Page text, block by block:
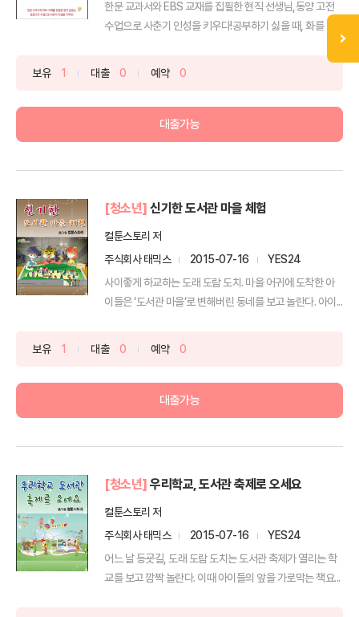
한문 교과서와 EBS 교재를 집필한 현직 선생님,동양 고전
수업으로 사춘기 인성을 키우다!공부하기 싫을 때, 화를 참...
보유 1 대출 0 예약 0
대출가능
[청소년] 신기한 도서관 마을 체험
컬툰스토리 저
주식회사 태믹스
2015-07-16
YES24
사이좋게 하교하는 도래 도람 도치. 마을 어귀에 도착한 아
이들은 ‘도서관 마을’로 변해버린 동네를 보고 놀란다. 아이...
보유 1 대출 0 예약 0
대출가능
[청소년] 우리학교, 도서관 축제로 오세요
컬툰스토리 저
주식회사 태믹스
2015-07-16
YES24
어느 날 등굣길, 도래 도람 도치는 도서관 축제가 열리는 학
교를 보고 깜짝 놀란다. 이때 아이들의 앞을 가로막는 책요...